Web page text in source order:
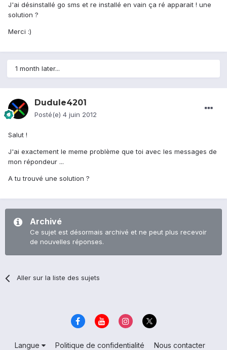
J'ai désinstallé go sms et re installé en vain ça ré apparait ! une
solution ?
Merci :)
1 month later...
Dudule4201
Posté(e) 4 juin 2012
Salut !
J'ai exactement le meme problème que toi avec les messages de
mon répondeur ...
A tu trouvé une solution ?
Archivé
Ce sujet est désormais archivé et ne peut plus recevoir
de nouvelles réponses.
Aller sur la liste des sujets
Langue Politique de confidentialité Nous contacter